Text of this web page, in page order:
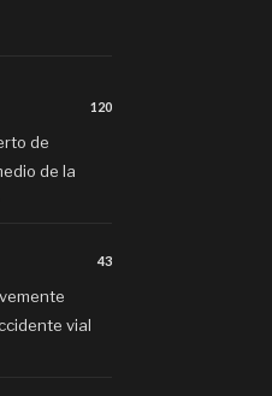
120
de
de la
43
vial